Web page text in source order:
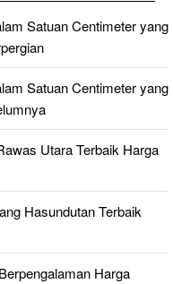
Satuan Centimeter yang
Satuan Centimeter yang
Utara Terbaik Harga
Hasundutan Terbaik
Harga